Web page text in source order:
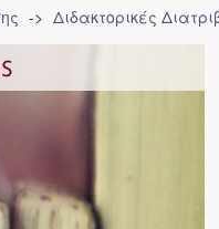
Διδακτορικές